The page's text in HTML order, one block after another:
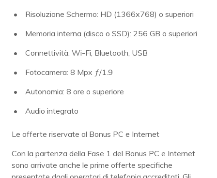
Risoluzione Schermo: HD (1366x768) o superiori
Memoria interna (disco o SSD): 256 GB o superiori
Connettività: Wi-Fi, Bluetooth, USB
Fotocamera: 8 Mpx ƒ/1.9
Autonomia: 8 ore o superiore
Audio integrato
Le offerte riservate al Bonus PC e Internet
Con la partenza della Fase 1 del Bonus PC e Internet
sono arrivate anche le prime offerte specifiche